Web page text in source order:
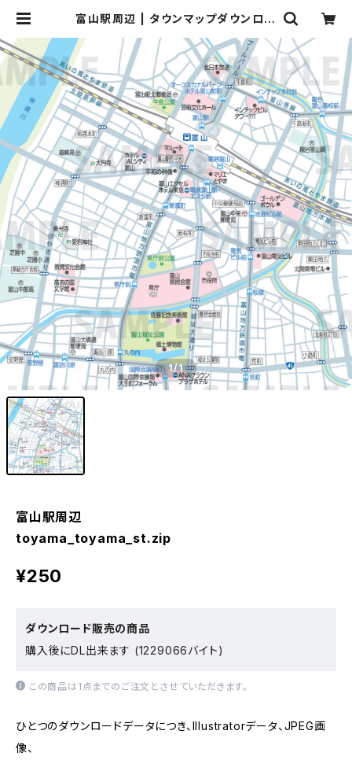
富山駅周辺 | タウンマップダウンロー
1/1
富山駅周辺
toyama_toyama_st.zip
¥250
ダウンロード販売の商品
購入後にDL出来ます (1229066バイト)
この商品は1点までのご注文とさせていただきます。
ひとつのダウンロードデータにつき、Illustratorデータ、JPEG画
像、